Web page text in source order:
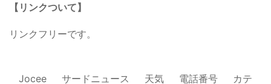
【リンクついて】
リンクフリーです。
Jocee サードニュース 天気 電話番号 カテ